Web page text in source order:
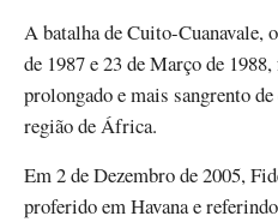
A batalha de Cuito-Cuanavale,
de 1987 e 23 de Março de
prolongado e mais sangrento
região de África.
Em 2 de Dezembro de 2005,
proferido em Havana e